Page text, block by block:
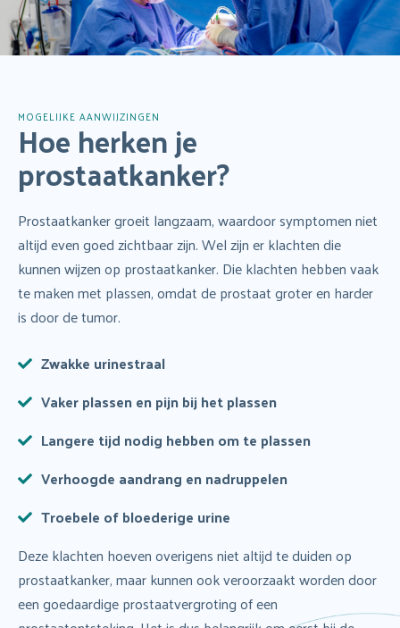
MOGELIJKE AANWIJZINGEN
Hoe herken je
prostaatkanker?
Prostaatkanker groeit langzaam, waardoor symptomen niet
altijd even goed zichtbaar zijn. Wel zijn er klachten die
kunnen wijzen op prostaatkanker. Die klachten hebben vaak
te maken met plassen, omdat de prostaat groter en harder
is door de tumor.
Zwakke urinestraal
Vaker plassen en pijn bij het plassen
Langere tijd nodig hebben om te plassen
Verhoogde aandrang en nadruppelen
Troebele of bloederige urine
Deze klachten hoeven overigens niet altijd te duiden op
prostaatkanker, maar kunnen ook veroorzaakt worden door
een goedaardige prostaatvergroting of een